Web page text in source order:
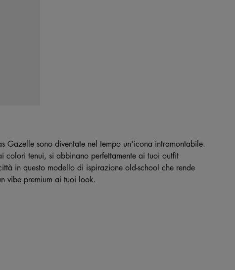
Gazelle sono diventate nel tempo un'icona intramontabile.
colori tenui, si abbinano perfettamente ai tuoi outfit
in questo modello di ispirazione old-school che rende
vibe premium ai tuoi look.